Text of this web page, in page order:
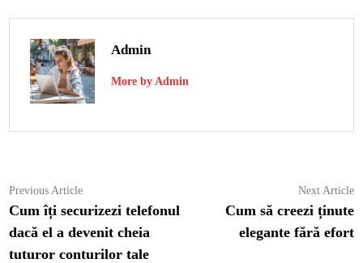
Admin
More by Admin
Navigare
în
articole
Previous ArticlePrevious
article:
Cum îți securizezi telefonul
dacă el a devenit cheia
tuturor conturilor tale
Next Article
Cum să creezi ținute
elegante fără efort